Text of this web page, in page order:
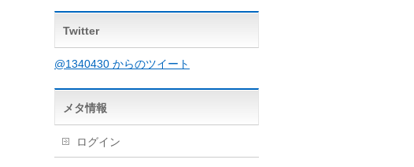
Twitter
@1340430 からのツイート
メタ情報
ログイン